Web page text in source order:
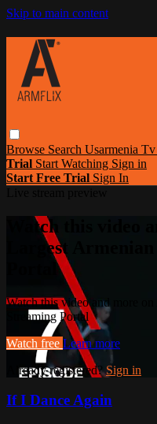
Skip to main content
Browse Search Usarmenia
Trial Start Watching Sign in
Start Free Trial Sign In
Watch this video
Largest
Portal
Watch this video and more
Streaming Portal
Watch free Learn more
Already registered?Sign in
If I Dance Again